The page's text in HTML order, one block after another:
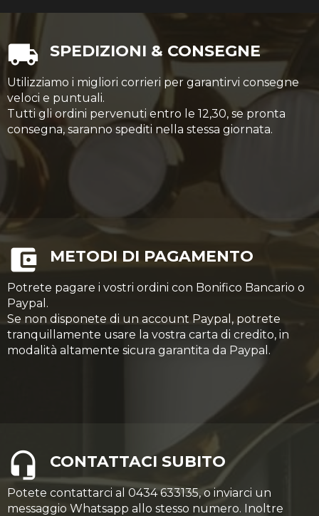
SPEDIZIONI & CONSEGNE
Utilizziamo i migliori corrieri per garantirvi consegne
veloci e puntuali.
Tutti gli ordini pervenuti entro le 12,30, se pronta
consegna, saranno spediti nella stessa giornata.
METODI DI PAGAMENTO
Potrete pagare i vostri ordini con Bonifico Bancario o
Paypal.
Se non disponete di un account Paypal, potrete
tranquillamente usare la vostra carta di credito, in
modalità altamente sicura garantita da Paypal.
CONTATTACI SUBITO
Potete contattarci al 0434 633135, o inviarci un
messaggio Whatsapp allo stesso numero. Inoltre